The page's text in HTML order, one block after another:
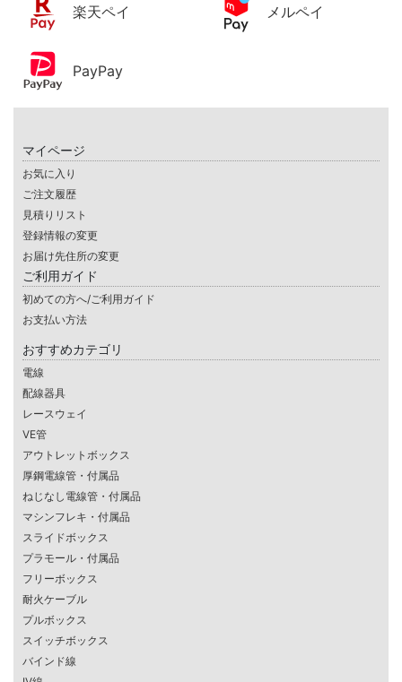
楽天ペイ メルペイ
PayPay
マイページ
お気に入り
ご注文履歴
見積りリスト
登録情報の変更
お届け先住所の変更
ご利用ガイド
初めての方へ/ご利用ガイド
お支払い方法
おすすめカテゴリ
電線
配線器具
レースウェイ
VE管
アウトレットボックス
厚鋼電線管・付属品
ねじなし電線管・付属品
マシンフレキ・付属品
スライドボックス
プラモール・付属品
フリーボックス
耐火ケーブル
プルボックス
スイッチボックス
バインド線